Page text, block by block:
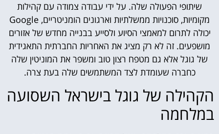
שיתופי הפעולה שלה. על ידי עבודה צמודה עם קהילות
מקומיות, סוכנויות ממשלתיות וארגונים הומניטריים, Google
יכולה לתרום למאמצי הסיוע ולסייע בבנייה מחדש של אזורים
מושפעים. זה לא רק מציג את האחריות החברתית התאגידית
של גוגל אלא גם מטפח רצון טוב ומשפר את המוניטין שלה
כחברה שעומדת לצד המשתמשים שלה בעת צרה.
הקהילה של גוגל בישראל השסועה
במלחמה